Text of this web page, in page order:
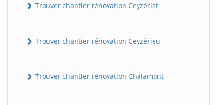
Trouver chantier rénovation Ceyzériat
Trouver chantier rénovation Ceyzérieu
Trouver chantier rénovation Chalamont